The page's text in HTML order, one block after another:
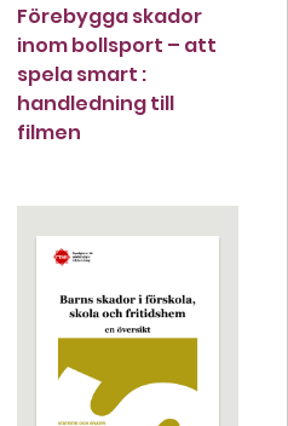
Förebygga skador
inom bollsport – att
spela smart :
handledning till
filmen